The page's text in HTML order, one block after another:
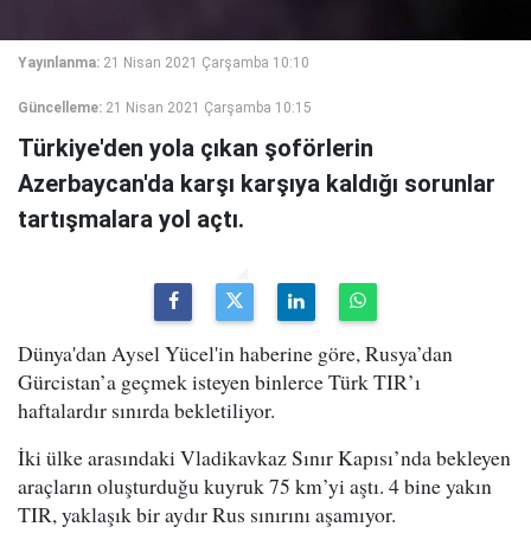
Yayınlanma: 21 Nisan 2021 Çarşamba 10:10
Güncelleme: 21 Nisan 2021 Çarşamba 10:15
Türkiye'den yola çıkan şoförlerin
Azerbaycan'da karşı karşıya kaldığı sorunlar
tartışmalara yol açtı.
Dünya'dan Aysel Yücel'in haberine göre, Rusya’dan
Gürcistan’a geçmek isteyen binlerce Türk TIR’ı
haftalardır sınırda bekletiliyor.
İki ülke arasındaki Vladikavkaz Sınır Kapısı’nda bekleyen
araçların oluşturduğu kuyruk 75 km’yi aştı. 4 bine yakın
TIR, yaklaşık bir aydır Rus sınırını aşamıyor.